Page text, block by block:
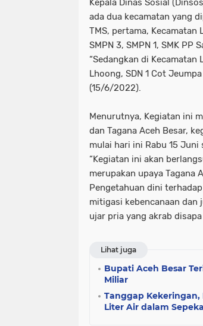
Kepala Dinas Sosial
ada dua kecamatan yang
TMS, pertama, Kecamatan
SMPN 3, SMPN 1, SMK PP
“Sedangkan di Kecamatan
Lhoong, SDN 1 Cot
(15/6/2022).
Menurutnya, Kegiatan ini
dan Tagana Aceh Besar,
mulai hari ini Rabu 15
“Kegiatan ini akan
merupakan upaya Tagana
Pengetahuan dini
mitigasi kebencanaan dan
ujar pria yang akrab
Lihat juga
Bupati Aceh Besar
Miliar
Tanggap Kekeringan,
Liter Air dalam